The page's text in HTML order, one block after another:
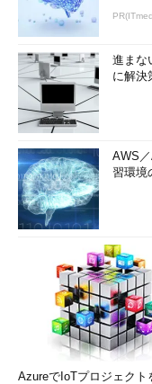
進まな
に解決
AWS
習環境
AzureでIoTプロジェクト